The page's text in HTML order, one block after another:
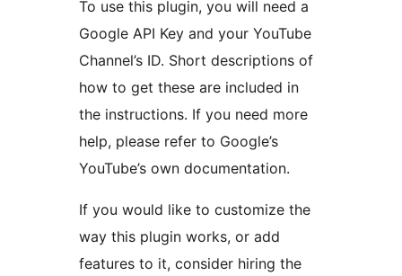
To use this plugin, you will need a
Google API Key and your YouTube
Channel’s ID. Short descriptions of
how to get these are included in
the instructions. If you need more
help, please refer to Google’s
YouTube’s own documentation.
If you would like to customize the
way this plugin works, or add
features to it, consider hiring the